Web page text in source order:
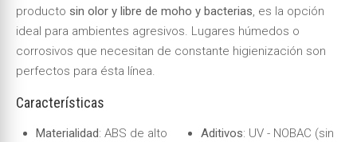
producto sin olor y libre de moho y bacterias, es la opción
ideal para ambientes agresivos. Lugares húmedos o
corrosivos que necesitan de constante higienización son
perfectos para ésta línea.
Características
Materialidad: ABS de alto
Aditivos: UV - NOBAC (sin